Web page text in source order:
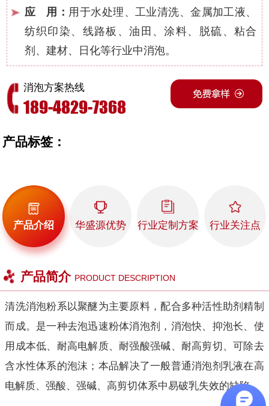
应 用： 用于水处理、工业清洗、金属加工液、
纺织印染、线路板、油田、涂料、脱硫、粘合
剂、建材、日化等行业中消泡。
消泡方案热线
189-4829-7368
产品标签：
产品介绍 华盛源优势 行业定制方案 行业关注点
产品简介 PRODUCT DESCRIPTION
清洗消泡粉系以聚醚为主要原料，配合多种活性助剂精制
而成。是一种去泡迅速粉体消泡剂，消泡快、抑泡长、使
用成本低、耐高电解质、耐强酸强碱、耐高剪切、可除去
含水性体系的泡沫；本品解决了一般普通消泡剂乳液在高
电解质、强酸、强碱、高剪切体系中易破乳失效的缺陷。